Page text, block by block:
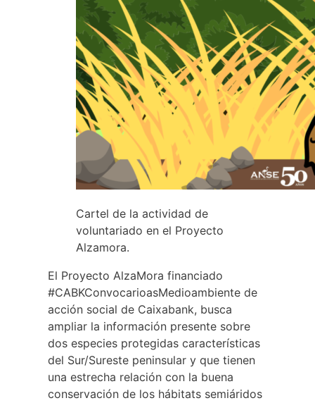
Cartel de la actividad de
voluntariado en el Proyecto
Alzamora.
El Proyecto AlzaMora financiado
#CABKConvocarioasMedioambiente de
acción social de Caixabank, busca
ampliar la información presente sobre
dos especies protegidas características
del Sur/Sureste peninsular y que tienen
una estrecha relación con la buena
conservación de los hábitats semiáridos